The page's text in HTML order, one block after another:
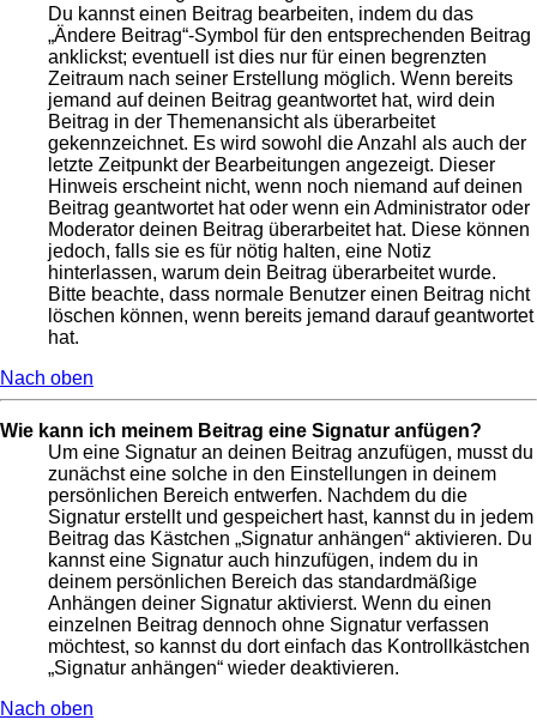
Du kannst einen Beitrag bearbeiten, indem du das
„Ändere Beitrag“-Symbol für den entsprechenden Beitrag
anklickst; eventuell ist dies nur für einen begrenzten
Zeitraum nach seiner Erstellung möglich. Wenn bereits
jemand auf deinen Beitrag geantwortet hat, wird dein
Beitrag in der Themenansicht als überarbeitet
gekennzeichnet. Es wird sowohl die Anzahl als auch der
letzte Zeitpunkt der Bearbeitungen angezeigt. Dieser
Hinweis erscheint nicht, wenn noch niemand auf deinen
Beitrag geantwortet hat oder wenn ein Administrator oder
Moderator deinen Beitrag überarbeitet hat. Diese können
jedoch, falls sie es für nötig halten, eine Notiz
hinterlassen, warum dein Beitrag überarbeitet wurde.
Bitte beachte, dass normale Benutzer einen Beitrag nicht
löschen können, wenn bereits jemand darauf geantwortet
hat.
Nach oben
Wie kann ich meinem Beitrag eine Signatur anfügen?
Um eine Signatur an deinen Beitrag anzufügen, musst du
zunächst eine solche in den Einstellungen in deinem
persönlichen Bereich entwerfen. Nachdem du die
Signatur erstellt und gespeichert hast, kannst du in jedem
Beitrag das Kästchen „Signatur anhängen“ aktivieren. Du
kannst eine Signatur auch hinzufügen, indem du in
deinem persönlichen Bereich das standardmäßige
Anhängen deiner Signatur aktivierst. Wenn du einen
einzelnen Beitrag dennoch ohne Signatur verfassen
möchtest, so kannst du dort einfach das Kontrollkästchen
„Signatur anhängen“ wieder deaktivieren.
Nach oben